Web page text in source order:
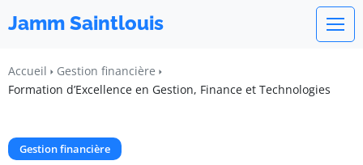
Jamm Saintlouis
Accueil
Gestion financière
Formation d’Excellence en Gestion, Finance et Technologies
Gestion financière